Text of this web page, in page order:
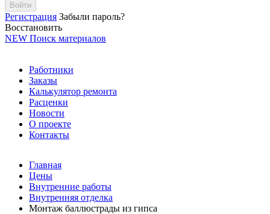
Войти
Регистрация Забыли пароль?
Восстановить
NEW Поиск материалов
Работники
Заказы
Калькулятор ремонта
Расценки
Новости
О проекте
Контакты
Главная
Цены
Внутренние работы
Внутренняя отделка
Монтаж баллюстрады из гипса